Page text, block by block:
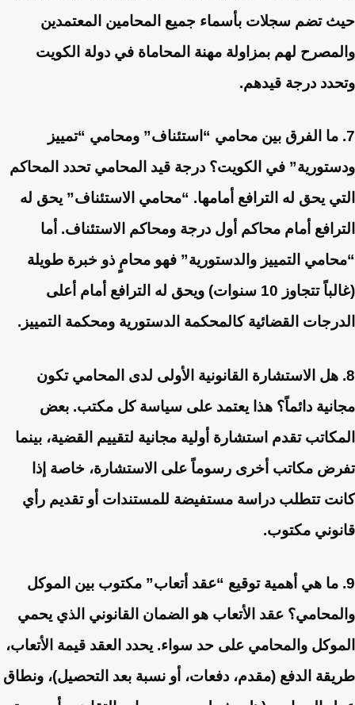
حيث تضم سجلات بأسماء جميع المحامين المعتمدين
والمصرح لهم بمزاولة مهنة المحاماة في دولة الكويت
وتحدد درجة قيدهم.
7. ما الفرق بين محامي “استئناف” ومحامي “تمييز
ودستورية” في الكويت؟ درجة قيد المحامي تحدد المحاكم
التي يحق له الترافع أمامها. “محامي الاستئناف” يحق له
الترافع أمام محاكم أول درجة ومحاكم الاستئناف. أما
“محامي التمييز والدستورية” فهو محامٍ ذو خبرة طويلة
(غالباً تتجاوز 10 سنوات) ويحق له الترافع أمام أعلى
الدرجات القضائية كالمحكمة الدستورية ومحكمة التمييز.
8. هل الاستشارة القانونية الأولى لدى المحامي تكون
مجانية دائماً؟ هذا يعتمد على سياسة كل مكتب. بعض
المكاتب تقدم استشارة أولية مجانية لتقييم القضية، بينما
تفرض مكاتب أخرى رسوماً على الاستشارة، خاصة إذا
كانت تتطلب دراسة مستفيضة للمستندات أو تقديم رأي
قانوني مكتوب.
9. ما هي أهمية توقيع “عقد أتعاب” مكتوب بين الموكل
والمحامي؟ عقد الأتعاب هو الضمان القانوني الذي يحمي
الموكل والمحامي على حد سواء. يحدد العقد قيمة الأتعاب،
طريقة الدفع (مقدم، دفعات، أو نسبة بعد التحصيل)، ونطاق